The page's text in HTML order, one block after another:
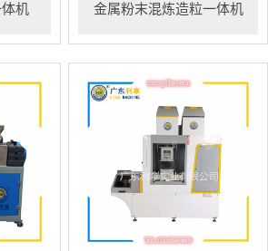
机 金属粉末混炼造粒一体机